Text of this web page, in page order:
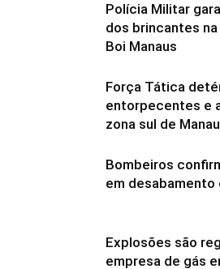
Polícia Militar
dos brincantes
Boi Manaus
Força Tática
entorpecentes e
zona sul de
Bombeiros
em desabamento
Explosões são
empresa de gás